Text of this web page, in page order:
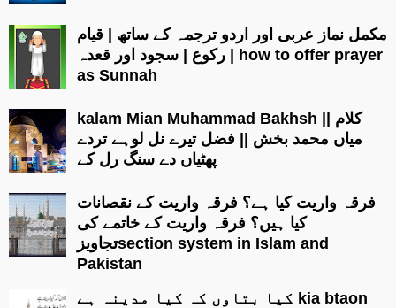
مکمل نماز عربی اور اردو ترجمہ کے ساتھ | قیام
| رکوع | سجود اور قعدہ how to offer prayer
as Sunnah
kalam Mian Muhammad Bakhsh || کلام
میاں محمد بخش || فضل تیرے نل لوہے تردے
پھٹیاں دے سنگ رل کے
فرقہ واریت کیا ہے؟ فرقہ واریت کے نقصانات
کیا ہیں؟ فرقہ واریت کے خاتمے کی
تجاویزsection system in Islam and
Pakistan
کیا بتاوں کہ کیا مدینہ ہے kia btaon